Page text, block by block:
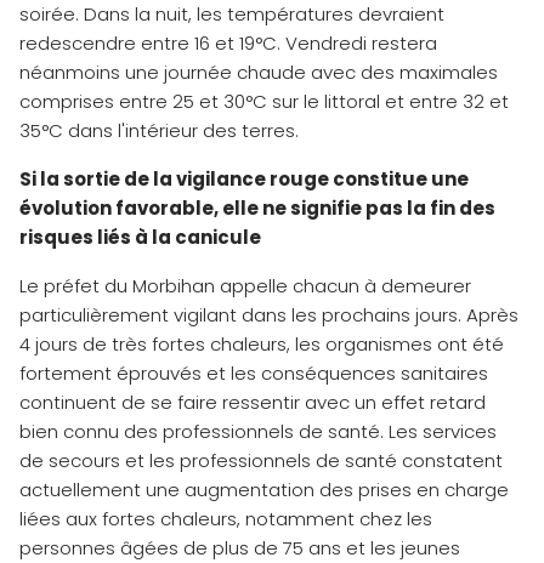
soirée. Dans la nuit, les températures devraient
redescendre entre 16 et 19°C. Vendredi restera
néanmoins une journée chaude avec des maximales
comprises entre 25 et 30°C sur le littoral et entre 32 et
35°C dans l'intérieur des terres.
Si la sortie de la vigilance rouge constitue une
évolution favorable, elle ne signifie pas la fin des
risques liés à la canicule
Le préfet du Morbihan appelle chacun à demeurer
particulièrement vigilant dans les prochains jours. Après
4 jours de très fortes chaleurs, les organismes ont été
fortement éprouvés et les conséquences sanitaires
continuent de se faire ressentir avec un effet retard
bien connu des professionnels de santé. Les services
de secours et les professionnels de santé constatent
actuellement une augmentation des prises en charge
liées aux fortes chaleurs, notamment chez les
personnes âgées de plus de 75 ans et les jeunes